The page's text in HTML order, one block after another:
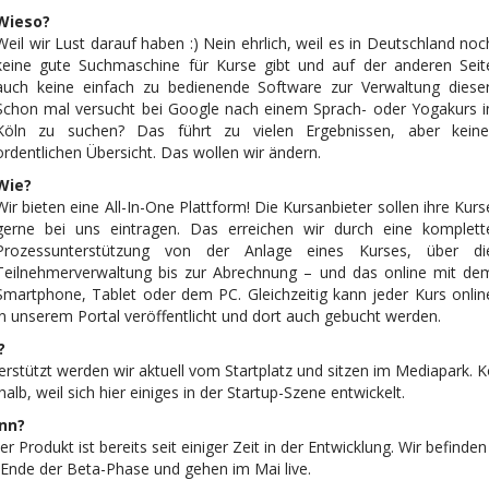
wir Lust darauf haben :) Nein ehrlich, weil es in Deutschland
gute Suchmaschine für Kurse gibt und auf der anderen
keine einfach zu bedienende Software zur Verwaltung
mal versucht bei Google nach einem Sprach- oder Yogakurs
zu suchen? Das führt zu vielen Ergebnissen, aber
Übersicht. Das wollen wir ändern.
bieten eine All-In-One Plattform! Die Kursanbieter sollen ihre
bei uns eintragen. Das erreichen wir durch eine
von der Anlage eines Kurses, über
bis zur Abrechnung – und das online mit
Tablet oder dem PC. Gleichzeitig kann jeder Kurs
unserem Portal veröffentlicht und dort auch gebucht werden.
werden wir aktuell vom Startplatz und sitzen im Mediapark.
weil sich hier einiges in der Startup-Szene entwickelt.
Produkt ist bereits seit einiger Zeit in der Entwicklung. Wir
der Beta-Phase und gehen im Mai live.